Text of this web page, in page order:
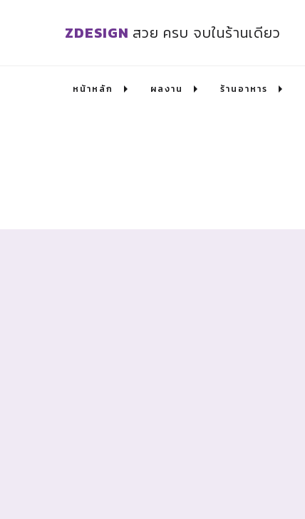
ZDESIGN สวย ครบ จบในร้านเดียว
หน้าหลัก ผลงาน ร้านอาหาร